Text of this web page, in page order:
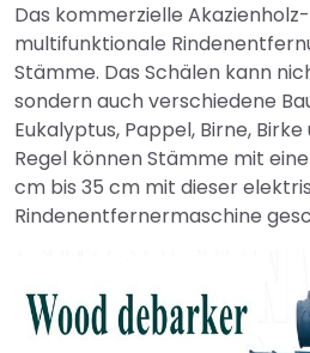
Das kommerzielle
multifunktionale
Stämme. Das Schälen kann
sondern auch verschiedene
Eukalyptus, Pappel, Birne,
Regel können Stämme mit
cm bis 35 cm mit dieser
Rindenentfernermaschine